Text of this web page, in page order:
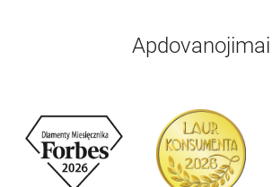
Apdovanojimai